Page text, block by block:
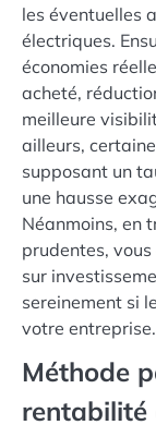
les éventuelles
électriques.
économies
acheté,
meilleure
ailleurs,
supposant un
une hausse
Néanmoins, en
prudentes,
sur
sereinement si
votre entreprise.
Méthode
rentabilité